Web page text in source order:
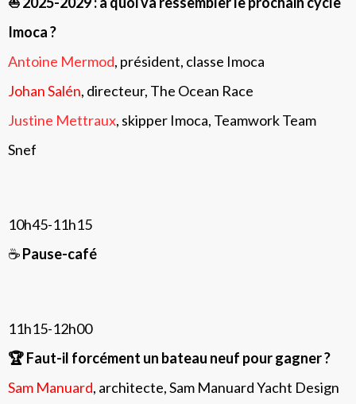
Imoca ?
Antoine Mermod, président, classe Imoca
Johan Salén, directeur, The Ocean Race
Justine Mettraux, skipper Imoca, Teamwork Team
Snef
10h45-11h15
☕️Pause-café
11h15-12h00
🏆 Faut-il forcément un bateau neuf pour gagner ?
Sam Manuard, architecte, Sam Manuard Yacht Design